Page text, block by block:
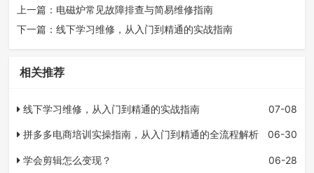
上一篇： 电磁炉常见故障排查与简易维修指南
下一篇：线下学习维修，从入门到精通的实战指南
相关推荐
07-08
线下学习维修，从入门到精通的实战指南
06-30
拼多多电商培训实操指南，从入门到精通的全流程解析
06-28
学会剪辑怎么变现？